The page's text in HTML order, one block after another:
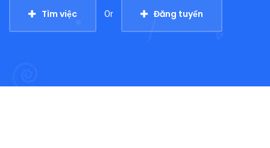
Tìm việc Or Đăng tuyển